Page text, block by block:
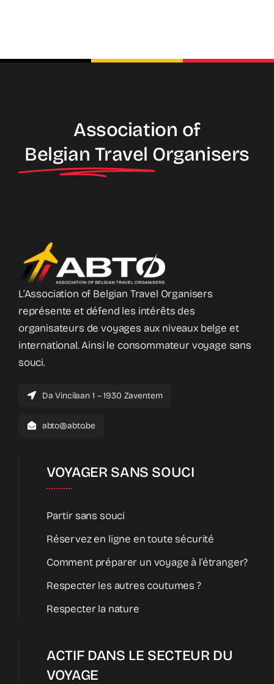
Association of
Belgian Travel Organisers
L’Association of Belgian Travel Organisers
représente et défend les intérêts des
organisateurs de voyages aux niveaux belge et
international. Ainsi le consommateur voyage sans
souci.
Da Vincilaan 1 – 1930 Zaventem
abto@abto.be
VOYAGER SANS SOUCI
Partir sans souci
Réservez en ligne en toute sécurité
Comment préparer un voyage à l’étranger?
Respecter les autres coutumes ?
Respecter la nature
ACTIF DANS LE SECTEUR DU
VOYAGE